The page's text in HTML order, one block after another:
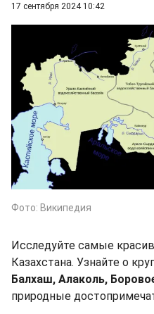
17 сентября 2024 10:42
Фото: Википедия
Исследуйте самые
Казахстана. Узнайте о
Балхаш, Алаколь,
природные